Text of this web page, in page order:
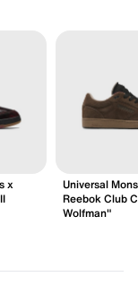
x
Universal
Reebok Club
Wolfman"